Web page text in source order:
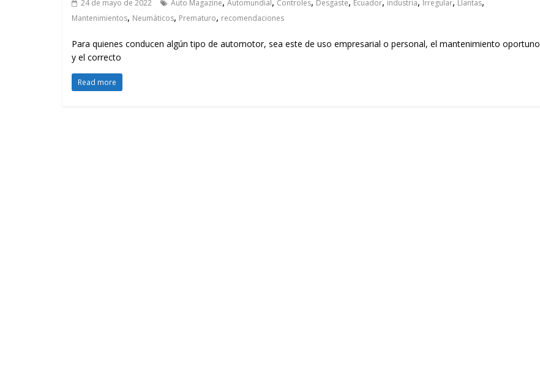
24 de mayo de 2022 Auto Magazine Automundial Controles Desgaste Ecuador industria Irregular Llantas
Mantenimientos, Neumáticos, Prematuro, recomendaciones
Para quienes conducen algún tipo de automotor, sea este de uso empresarial o personal, el mantenimiento oportuno
y el correcto
Read more